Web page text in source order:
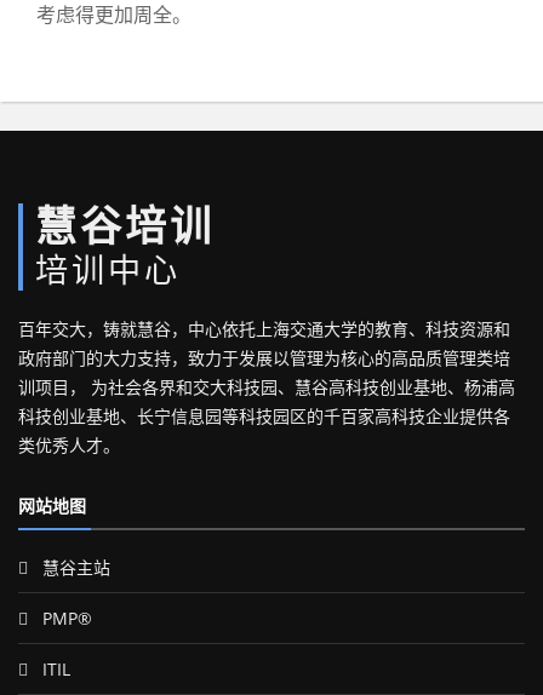
考虑得更加周全。
慧谷培训
培训中心
百年交大，铸就慧谷，中心依托上海交通大学的教育、科技资源和
政府部门的大力支持，致力于发展以管理为核心的高品质管理类培
训项目， 为社会各界和交大科技园、慧谷高科技创业基地、杨浦高
科技创业基地、长宁信息园等科技园区的千百家高科技企业提供各
类优秀人才。
网站地图
慧谷主站
PMP®
ITIL